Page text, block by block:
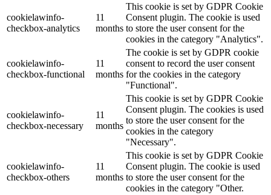
cookielawinfo-
checkbox-analytics
11
months
This cookie is set by GDPR Cookie
Consent plugin. The cookie is used
to store the user consent for the
cookies in the category "Analytics".
cookielawinfo-
checkbox-functional
11
months
The cookie is set by GDPR cookie
consent to record the user consent
for the cookies in the category
"Functional".
cookielawinfo-
checkbox-necessary
11
months
This cookie is set by GDPR Cookie
Consent plugin. The cookies is used
to store the user consent for the
cookies in the category
"Necessary".
cookielawinfo-
checkbox-others
11
months
This cookie is set by GDPR Cookie
Consent plugin. The cookie is used
to store the user consent for the
cookies in the category "Other.